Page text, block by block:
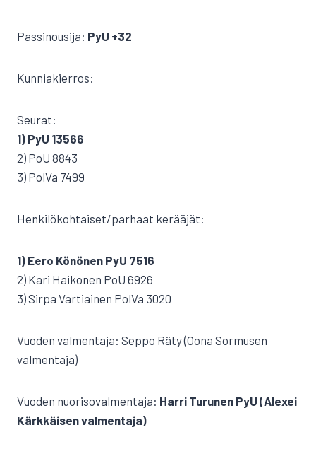
Passinousija: PyU +32
Kunniakierros:
Seurat:
1) PyU 13566
2) PoU 8843
3) PolVa 7499
Henkilökohtaiset/parhaat kerääjät:
1) Eero Könönen PyU 7516
2) Kari Haikonen PoU 6926
3) Sirpa Vartiainen PolVa 3020
Vuoden valmentaja: Seppo Räty (Oona Sormusen
valmentaja)
Vuoden nuorisovalmentaja: Harri Turunen PyU (Alexei
Kärkkäisen valmentaja)